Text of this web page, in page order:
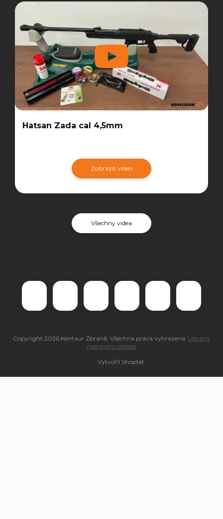
Hatsan Zada cal 4,5mm
Zobrazit video
Všechny videa
Vytvořil Shoptet
Copyright 2026 Kentaur Zbraně . Všechna práva vyhrazena. Upravit
nastavení cookies